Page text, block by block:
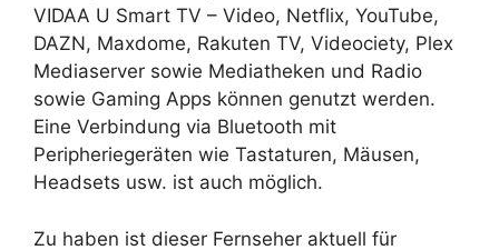
VIDAA U Smart TV – Video, Netflix, YouTube,
DAZN, Maxdome, Rakuten TV, Videociety, Plex
Mediaserver sowie Mediatheken und Radio
sowie Gaming Apps können genutzt werden.
Eine Verbindung via Bluetooth mit
Peripheriegeräten wie Tastaturen, Mäusen,
Headsets usw. ist auch möglich.
Zu haben ist dieser Fernseher aktuell für